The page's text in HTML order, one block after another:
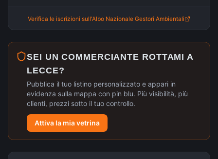
Verifica le iscrizioni sull'Albo Nazionale Gestori Ambientali
SEI UN COMMERCIANTE ROTTAMI A
LECCE?
Pubblica il tuo listino personalizzato e appari in
evidenza sulla mappa con pin blu. Più visibilità, più
clienti, prezzi sotto il tuo controllo.
Attiva la mia vetrina